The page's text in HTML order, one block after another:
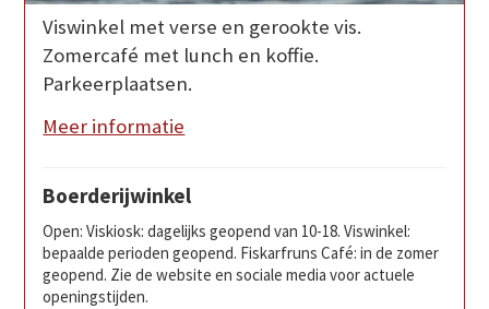
Viswinkel met verse en gerookte vis.
Zomercafé met lunch en koffie.
Parkeerplaatsen.
Meer informatie
Boerderijwinkel
Open: Viskiosk: dagelijks geopend van 10-18. Viswinkel:
bepaalde perioden geopend. Fiskarfruns Café: in de zomer
geopend. Zie de website en sociale media voor actuele
openingstijden.